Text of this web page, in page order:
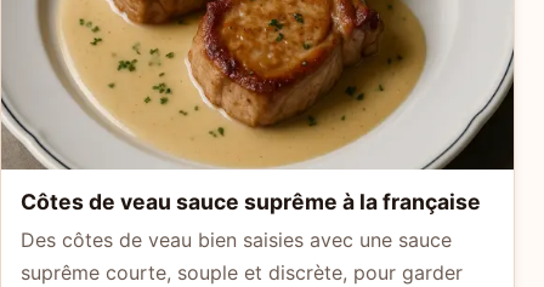
Côtes de veau sauce suprême à la française
Des côtes de veau bien saisies avec une sauce
suprême courte, souple et discrète, pour garder